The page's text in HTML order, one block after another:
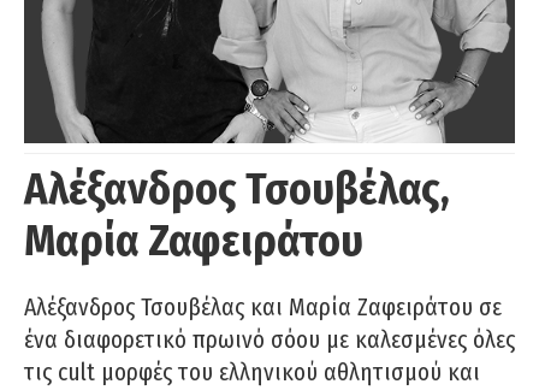
Αλέξανδρος Τσουβέλας,
Μαρία Ζαφειράτου
Αλέξανδρος Τσουβέλας και Μαρία Ζαφειράτου σε
ένα διαφορετικό πρωινό σόου με καλεσμένες όλες
τις cult μορφές του ελληνικού αθλητισμού και